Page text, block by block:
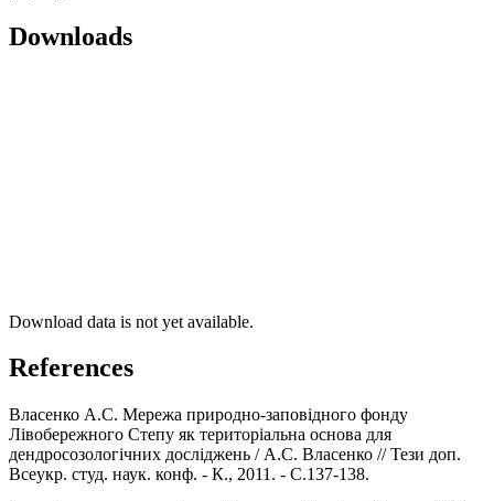
Downloads
Download data is not yet available.
References
Власенко А.С. Мережа природно-заповідного фонду
Лівобережного Степу як територіальна основа для
дендросозологічних досліджень / А.С. Власенко // Тези доп.
Всеукр. студ. наук. конф. - К., 2011. - С.137-138.